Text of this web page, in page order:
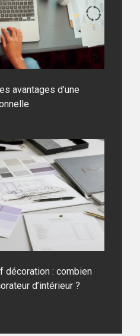
avantages d’une
décoration : combien
d’intérieur ?